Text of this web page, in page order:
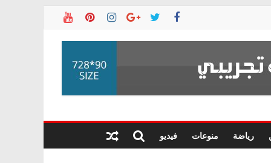
رياضة منوعات فيديو